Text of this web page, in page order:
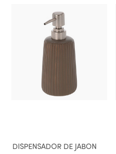
DISPENSADOR DE JABON